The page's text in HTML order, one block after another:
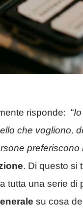
risponde: “
che vogliono,
. Di questo si
tutta una serie di
su cosa